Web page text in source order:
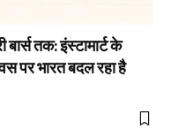
तक: इंस्टामार्ट के
पर भारत बदल रहा है